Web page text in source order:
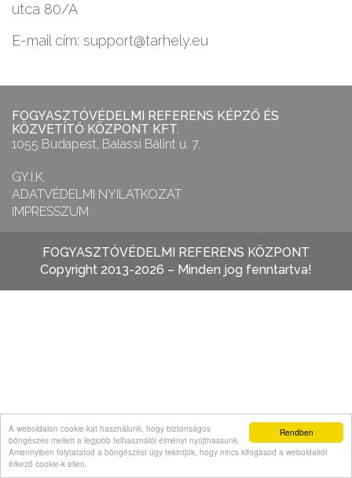
Rendben
A weboldalon cookie-kat használunk, hogy biztonságos
böngészés mellett a legjobb felhasználói élményt nyújthassunk.
Amennyiben folytatatod a böngészést úgy tekintjük, hogy nincs kifogásod a weboldalról
érkező cookie-k ellen.
utca 80/A
E-mail cím: support@tarhely.eu
FOGYASZTÓVÉDELMI REFERENS KÉPZŐ ÉS
KÖZVETÍTŐ KÖZPONT KFT.
1055 Budapest, Balassi Bálint u. 7.
GY.I.K.
ADATVÉDELMI NYILATKOZAT
IMPRESSZUM
FOGYASZTÓVÉDELMI REFERENS KÖZPONT
Copyright 2013-2026 – Minden jog fenntartva!